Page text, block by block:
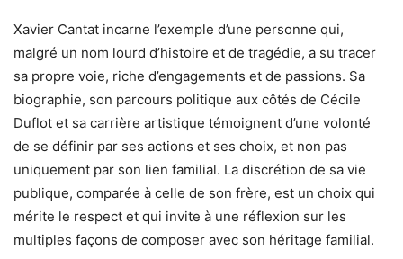
Xavier Cantat incarne l’exemple d’une personne qui,
malgré un nom lourd d’histoire et de tragédie, a su tracer
sa propre voie, riche d’engagements et de passions. Sa
biographie, son parcours politique aux côtés de Cécile
Duflot et sa carrière artistique témoignent d’une volonté
de se définir par ses actions et ses choix, et non pas
uniquement par son lien familial. La discrétion de sa vie
publique, comparée à celle de son frère, est un choix qui
mérite le respect et qui invite à une réflexion sur les
multiples façons de composer avec son héritage familial.